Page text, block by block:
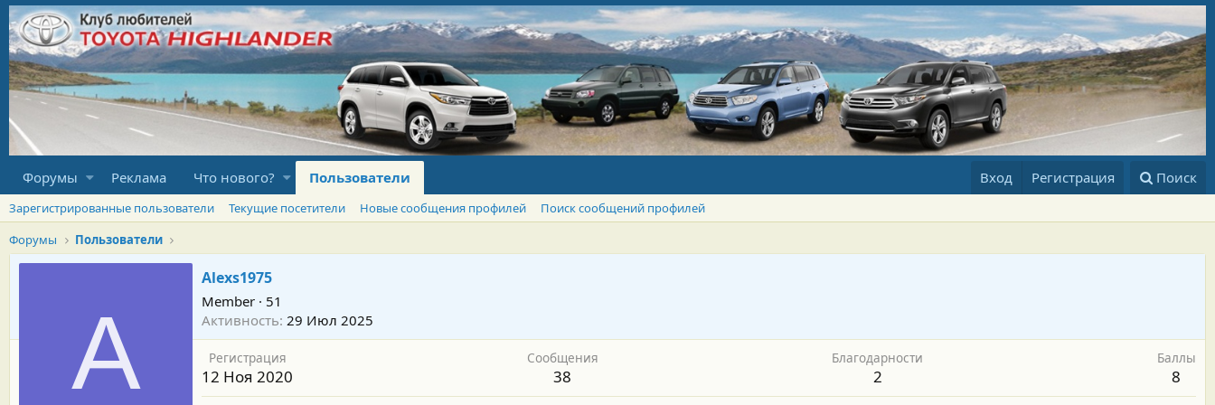
Форумы Реклама Что нового? Пользователи Вход Регистрация Поиск
Зарегистрированные пользователи Текущие посетители Новые сообщения профилей
Поиск сообщений профилей
Форумы
Пользователи
A
Alexs1975
Member · 51
Активность 29 Июл 2025
Регистрация
12 Ноя 2020
Сообщения
38
Благодарности
2
Баллы
8